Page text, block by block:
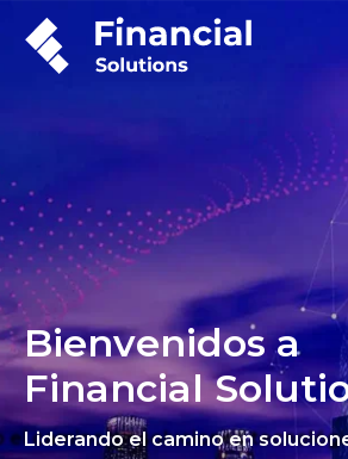
Bienvenidos a
Financial
Liderando el camino en